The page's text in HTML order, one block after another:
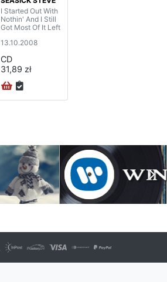
I Started Out With
Nothin' And I Still
Got Most Of It Left
13.10.2008
CD
31,89 zł